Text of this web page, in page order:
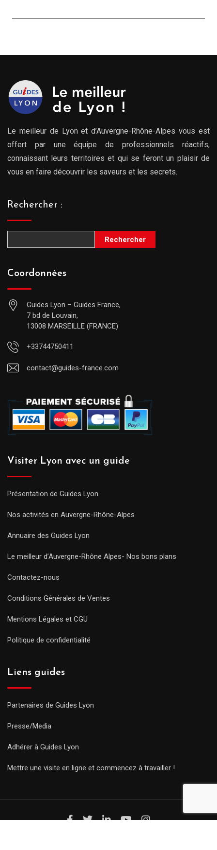
Le meilleur de Lyon et d’Auvergne-Rhône-Alpes vous est
offert par une équipe de professionnels réactifs,
connaissant leurs territoires et qui se feront un plaisir de
vous en faire découvrir les saveurs et les secrets.
Rechercher :
Rechercher
Coordonnées
Guides Lyon – Guides France,
7 bd de Louvain,
13008 MARSEILLE (FRANCE)
+33744750411
contact@guides-france.com
Visiter Lyon avec un guide
Présentation de Guides Lyon
Nos activités en Auvergne-Rhône-Alpes
Annuaire des Guides Lyon
Le meilleur d’Auvergne-Rhône Alpes- Nos bons plans
Contactez-nous
Conditions Générales de Ventes
Mentions Légales et CGU
Politique de confidentialité
Liens guides
Partenaires de Guides Lyon
Presse/Media
Adhérer à Guides Lyon
Mettre une visite en ligne et commencez à travailler !